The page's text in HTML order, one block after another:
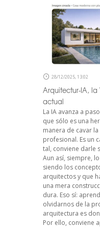
28/12/2025, 13:02
Arquitectur-IA, la
actual
La IA avanza a
que sólo es una
manera de cavar
profesional. Es un
tal, conviene darle
Aun así, siempre,
siendo los
arquitectos y que
una mera
dura. Eso sí:
olvidarnos de la
arquitectura es
Por ello, conviene